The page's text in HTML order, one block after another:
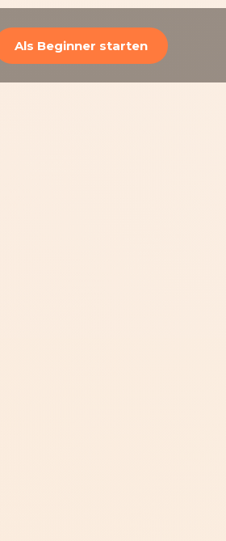
Als Beginner starten